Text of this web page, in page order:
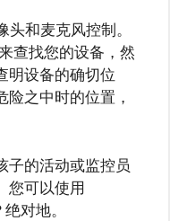
和麦克风控制。
查找您的设备，然
明设备的确切位
之中时的位置，
子的活动或监控员
您可以使用
对地。